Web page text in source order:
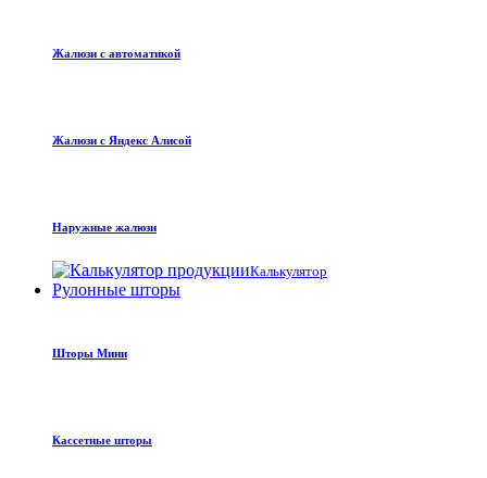
Жалюзи с автоматикой
Жалюзи с Яндекс Алисой
Наружные жалюзи
Калькулятор
Рулонные шторы
Шторы Мини
Кассетные шторы